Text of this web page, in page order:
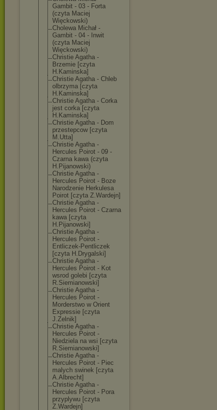
Gambit - 03 - Forta
(czyta Maciej
Więckowski)
Cholewa Michał -
Gambit - 04 - Inwit
(czyta Maciej
Więckowski)
Christie Agatha -
Brzemie [czyta
H.Kaminska]
Christie Agatha - Chleb
olbrzyma [czyta
H.Kaminska]
Christie Agatha - Corka
jest corka [czyta
H.Kaminska]
Christie Agatha - Dom
przestepcow [czyta
M.Utta]
Christie Agatha -
Hercules Poirot - 09 -
Czarna kawa (czyta
H.Pijanowski)
Christie Agatha -
Hercules Poirot - Boze
Narodzenie Herkulesa
Poirot [czyta Z.Wardejn]
Christie Agatha -
Hercules Poirot - Czarna
kawa [czyta
H.Pijanowski]
Christie Agatha -
Hercules Poirot -
Entliczek-Pent liczek
[czyta H.Drygalski]
Christie Agatha -
Hercules Poirot - Kot
wsrod golebi [czyta
R.Siemianowski]
Christie Agatha -
Hercules Poirot -
Morderstwo w Orient
Expressie [czyta
J.Zelnik]
Christie Agatha -
Hercules Poirot -
Niedziela na wsi [czyta
R.Siemianowski]
Christie Agatha -
Hercules Poirot - Piec
malych swinek [czyta
A.Albrecht]
Christie Agatha -
Hercules Poirot - Pora
przyplywu [czyta
Z.Wardejn]